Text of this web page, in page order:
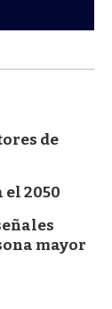
de
2050
mayor